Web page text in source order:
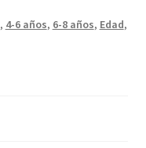
, 4-6 años, 6-8 años, Edad,